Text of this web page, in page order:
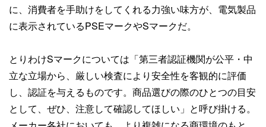
に、消費者を手助けをしてくれる力強い味方が、電気製品
に表示されているPSEマークやSマークだ。
とりわけSマークについては「第三者認証機関が公平・中
立な立場から、厳しい検査により安全性を客観的に評価
し、認証を与えるものです。商品選びの際のひとつの目安
として、ぜひ、注意して確認してほしい」と呼び掛ける。